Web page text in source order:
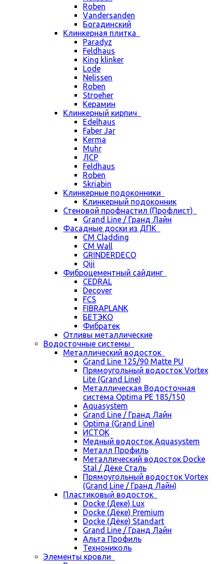
Roben
Vandersanden
Богадинский
Клинкерная плитка
Paradyz
Feldhaus
King klinker
Lode
Nelissen
Roben
Stroeher
Керамин
Клинкерный кирпич
Edelhaus
Faber Jar
Kerma
Muhr
ЛСР
Feldhaus
Roben
Skriabin
Клинкерные подоконники
Клинкерный подоконник
Стеновой профнастил (Профлист)
Grand Line / Гранд Лайн
Фасадные доски из ДПК
CM Cladding
CM Wall
GRINDERDECO
Qiji
Фиброцементный сайдинг
CEDRAL
Decover
FCS
FIBRAPLANK
БЕТЭКО
Фибратек
Отливы металлические
Водосточные системы
Металлический водосток
Grand Line 125/90 Matte PU
Прямоугольный водосток Vortex
Lite (Grand Line)
Металлическая Водосточная
система Optima PE 185/150
Aquasystem
Grand Line / Гранд Лайн
Optima (Grand Line)
ИСТОК
Медный водосток Aquasystem
Металл Профиль
Металлический водосток Docke
Stal / Дёке Сталь
Прямоугольный водосток Vortex
(Grand Line / Гранд Лайн)
Пластиковый водосток
Docke (Деке) Lux
Docke (Дёке) Premium
Docke (Дёке) Standart
Grand Line / Гранд Лайн
Альта Профиль
Технониколь
Элементы кровли